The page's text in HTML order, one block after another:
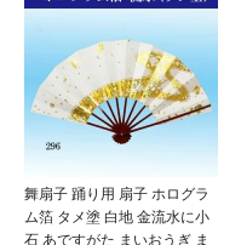
舞扇子 踊り用 扇子 ホログラ
ム箔 タメ塗 白地 金流水に小
石 あですがた まいおうぎ ま